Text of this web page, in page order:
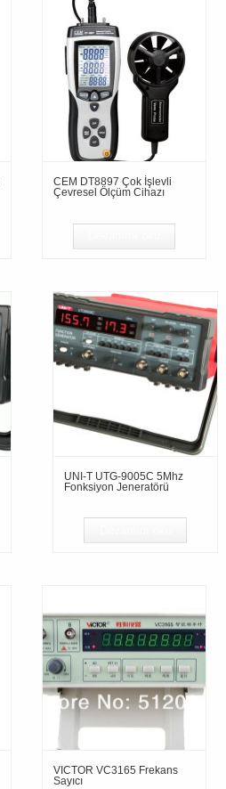
CEM DT8897 Çok İşlevli
Çevresel Ölçüm Cihazı
UNI-T UTG-9005C 5Mhz
Fonksiyon Jeneratörü
VICTOR VC3165 Frekans
Sayıcı